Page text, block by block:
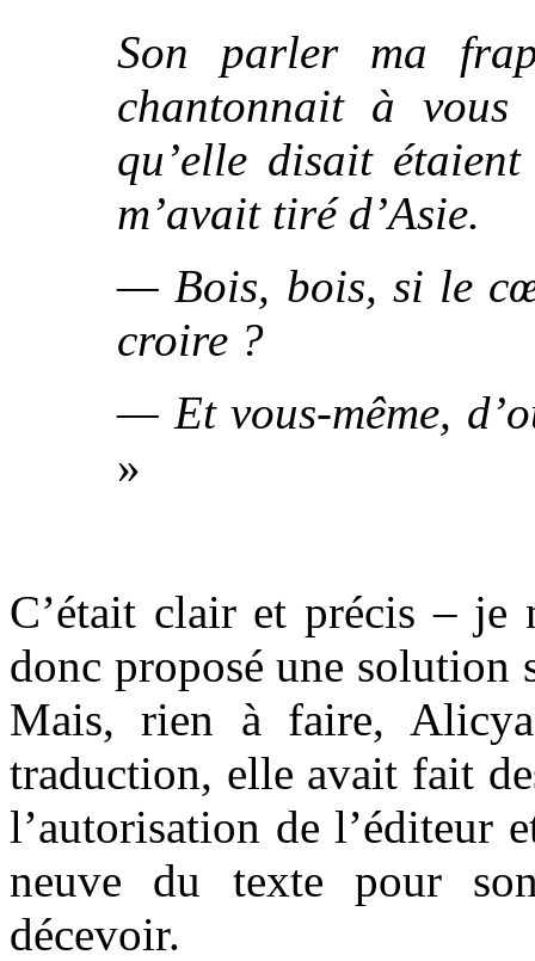
Son parler ma
chantonnait à
qu’elle disait
m’avait tiré d’Asie.
— Bois, bois, si le
croire ?
— Et vous-même,
»
C’était clair et précis – je
donc proposé une solution
Mais, rien à faire,
traduction, elle avait fait
l’autorisation de l’éditeur
neuve du texte pour
décevoir.